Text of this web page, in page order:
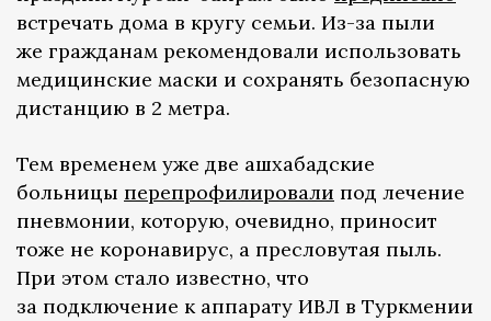
встречать дома в кругу семьи. Из-за пыли
же гражданам рекомендовали использовать
медицинские маски и сохранять безопасную
дистанцию в 2 метра.
Тем временем уже две ашхабадские
больницы перепрофилировали под лечение
пневмонии, которую, очевидно, приносит
тоже не коронавирус, а пресловутая пыль.
При этом стало известно, что
за подключение к аппарату ИВЛ в Туркмении